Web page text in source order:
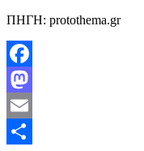
ΠΗΓΗ: protothema.gr
Facebook
Mastodon
Email